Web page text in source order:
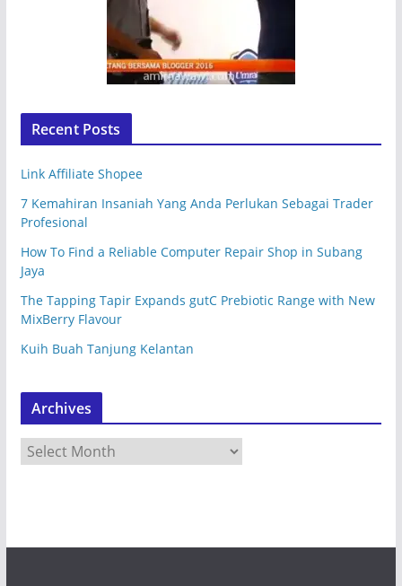
Recent Posts
Link Affiliate Shopee
7 Kemahiran Insaniah Yang Anda Perlukan Sebagai Trader
Profesional
How To Find a Reliable Computer Repair Shop in Subang
Jaya
The Tapping Tapir Expands gutC Prebiotic Range with New
MixBerry Flavour
Kuih Buah Tanjung Kelantan
Archives